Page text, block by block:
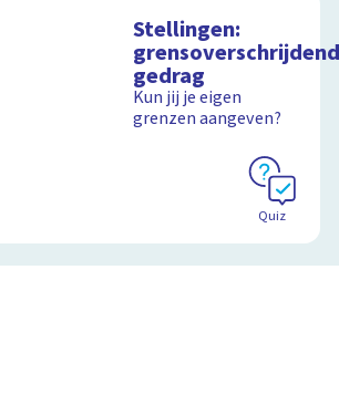
Stellingen:
gedrag
Kun jij je eigen
grenzen aangeven?
Quiz